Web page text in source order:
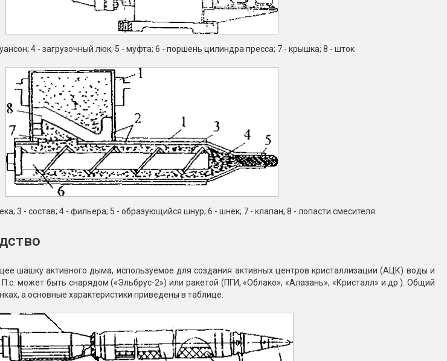
4 - загрузочный люк; 5 - муфта; 6 - поршень цилиндра пресса; 7 - крышка; 8 - шток
3 - состав; 4 - фильера; 5 - образующийся шнур; 6 - шнек; 7 - клапан; 8 - лопасти смесителя
шашку активного дыма, используемое для создания активных центров кристаллизации (АЦК) воды и
может быть снарядом («Эльбрус-2») или ракетой (ПГИ, «Облако», «Алазань», «Кристалл» и др.). Общий
а основные характеристики приведены в таблице.